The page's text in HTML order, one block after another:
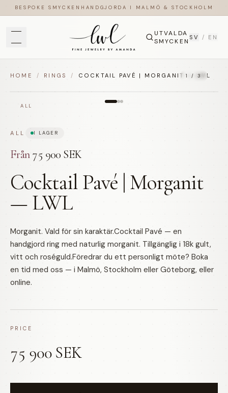
BESPOKE SMYCKEN HANDGJORDA I MALMÖ & STOCKHOLM
UTVALDA
SMYCKEN SV / EN
HOME / RINGS / COCKTAIL PAVÉ | MORGANIT — LWL
ALL
1 / 3
ALL I LAGER
Från75 900 SEK
Cocktail Pavé | Morganit
— LWL
Morganit. Vald för sin karaktär.Cocktail Pavé — en
handgjord ring med naturlig morganit. Tillgänglig i 18k gult,
vitt och roséguld.Föredrar du ett personligt möte? Boka
en tid med oss — i Malmö, Stockholm eller Göteborg, eller
online.
PRICE
75 900 SEK